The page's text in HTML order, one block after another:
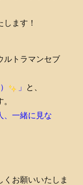
ます！
ルトラマンセブ
） 」
と、
、一緒に見な
くお願いいたしま